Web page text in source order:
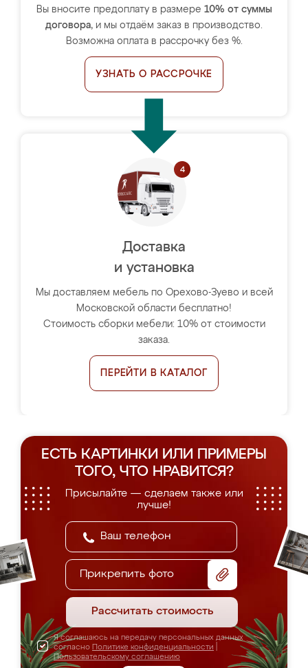
Вы вносите предоплату в размере 10% от суммы
договора, и мы отдаём заказ в производство.
Возможна оплата в рассрочку без %.
УЗНАТЬ О РАССРОЧКЕ
Доставка
и установка
Мы доставляем мебель по Орехово-Зуево и всей
Московской области бесплатно!
Стоимость сборки мебели: 10% от стоимости
заказа.
ПЕРЕЙТИ В КАТАЛОГ
ЕСТЬ КАРТИНКИ ИЛИ ПРИМЕРЫ
ТОГО, ЧТО НРАВИТСЯ?
Присылайте — сделаем также или
лучше!
Прикрепить фото
Рассчитать стоимость
Я соглашаюсь на передачу персональных данных
согласно Политике конфиденциальности
Пользовательскому соглашению